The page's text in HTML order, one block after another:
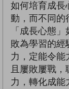
如何培育成長
動，而不同的
「成長心態
敗為學習的經
力，定能令能
且屢敗屢戰
力，轉化成能